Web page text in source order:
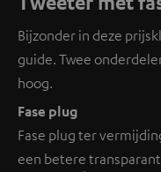
Bijzonder in deze
guide. Twee
hoog.
Fase plug
Fase plug ter
een betere